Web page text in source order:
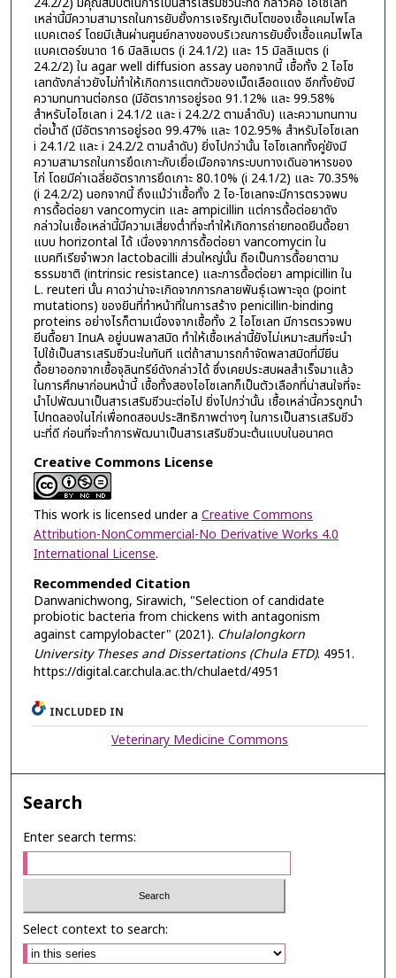
เหล่านี้มีความสามารถในการยับยั้งการเจริญเติบโตของเชื้อแคมไพโล
แบคเตอร์ โดยมีเส้นผ่านศูนย์กลางของบริเวณการยับยั้งเชื้อแคมไพโล
แบคเตอร์ขนาด 16 มิลลิเมตร (i 24.1/2) และ 15 มิลลิเมตร (i
24.2/2) ใน agar well diffusion assay นอกจากนี้ เชื้อทั้ง 2 ไอโซ
เลทดังกล่าวยังไม่ทำให้เกิดการแตกตัวของเม็ดเลือดแดง อีกทั้งยังมี
ความทนทานต่อกรด (มีอัตราการอยู่รอด 91.12% และ 99.58%
สำหรับไอโซเลท i 24.1/2 และ i 24.2/2 ตามลำดับ) และความทนทาน
ต่อน้ำดี (มีอัตราการอยู่รอด 99.47% และ 102.95% สำหรับไอโซเลท
i 24.1/2 และ i 24.2/2 ตามลำดับ) ยิ่งไปกว่านั้น ไอโซเลททั้งคู่ยังมี
ความสามารถในการยึดเกาะกับเยื่อเมือกจากระบบทางเดินอาหารของ
ไก่ โดยมีค่าเฉลี่ยอัตราการยึดเกาะ 80.10% (i 24.1/2) และ 70.35%
(i 24.2/2) นอกจากนี้ ถึงแม้ว่าเชื้อทั้ง 2 ไอ-โซเลทจะมีการตรวจพบ
การดื้อต่อยา vancomycin และ ampicillin แต่การดื้อต่อยาดัง
กล่าวในเชื้อเหล่านี้มีความเสี่ยงต่ำที่จะทำให้เกิดการถ่ายทอดยีนดื้อยา
แบบ horizontal ได้ เนื่องจากการดื้อต่อยา vancomycin ใน
แบคทีเรียจำพวก lactobacilli ส่วนใหญ่นั้น ถือเป็นการดื้อยาตาม
ธรรมชาติ (intrinsic resistance) และการดื้อต่อยา ampicillin ใน
L. reuteri นั้น คาดว่าน่าจะเกิดจากการกลายพันธุ์เฉพาะจุด (point
mutations) ของยีนที่ทำหน้าที่ในการสร้าง penicillin-binding
proteins อย่างไรก็ตามเนื่องจากเชื้อทั้ง 2 ไอโซเลท มีการตรวจพบ
ยีนดื้อยา InuA อยู่บนพลาสมิด ทำให้เชื้อเหล่านี้ยังไม่เหมาะสมที่จะนำ
ไปใช้เป็นสารเสริมชีวนะในทันที แต่ถ้าสามารถกำจัดพลาสมิดที่มียีน
ดื้อยาออกจากเชื้อจุลินทรีย์ดังกล่าวได้ ซึ่งเคยประสบผลสำเร็จมาแล้ว
ในการศึกษาก่อนหน้านี้ เชื้อทั้งสองไอโซเลทก็เป็นตัวเลือกที่น่าสนใจที่จะ
นำไปพัฒนาเป็นสารเสริมชีวนะต่อไป ยิ่งไปกว่านั้น เชื้อเหล่านี้ควรถูกนำ
ไปทดลองในไก่เพื่อทดสอบประสิทธิภาพต่างๆ ในการเป็นสารเสริมชีว
นะที่ดี ก่อนที่จะทำการพัฒนาเป็นสารเสริมชีวนะต้นแบบในอนาคต
Creative Commons License
This work is licensed under a Creative Commons
Attribution-NonCommercial-No Derivative Works 4.0
International License.
Recommended Citation
Danwanichwong, Sirawich, "Selection of candidate
probiotic bacteria from chickens with antagonism
against campylobacter" (2021). Chulalongkorn
University Theses and Dissertations (Chula ETD). 4951.
https://digital.car.chula.ac.th/chulaetd/4951
INCLUDED IN
Veterinary Medicine Commons
Search
Enter search terms:
Select context to search: